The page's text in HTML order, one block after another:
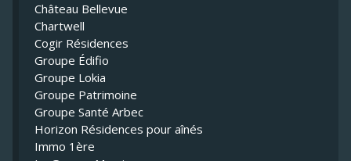
Château Bellevue
Chartwell
Cogir Résidences
Groupe Édifio
Groupe Lokia
Groupe Patrimoine
Groupe Santé Arbec
Horizon Résidences pour aînés
Immo 1ère